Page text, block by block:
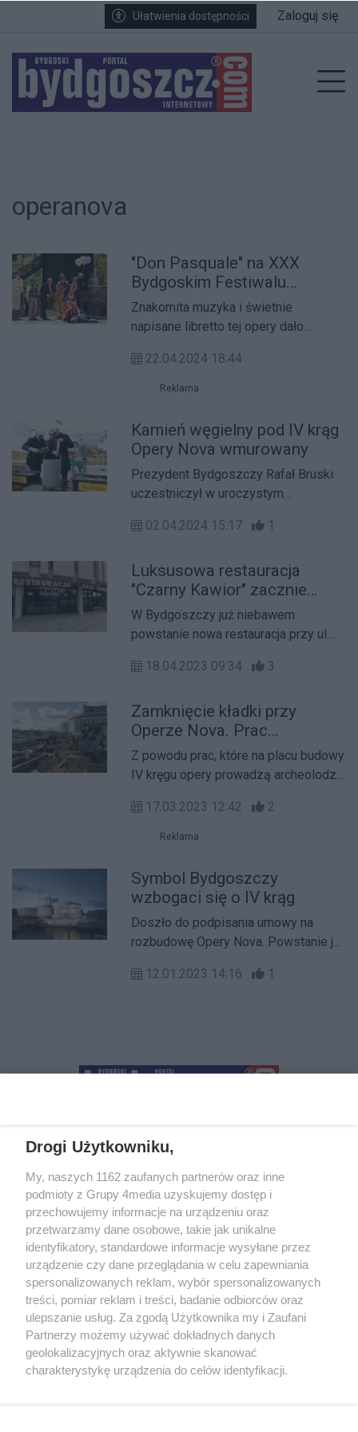
Przejdź do głównych treści
Przejdź do wyszukiwarki
Przejdź do głównego menuUłatwienia dostępności Zaloguj się
operanova
"Don Pasquale" na XXX
Bydgoskim Festiwalu
Operowym
Znakomita muzyka i świetnie
napisane libretto tej opery dało
sztuce artystom możliwość
stworzenia dynamicznej oraz
Pasquale” Gaetana Donizettiego, w
sobotę zainaugurowano XXX
Bydgoski Festiwal Operowy.
22.04.2024 18:44
Reklama
Kamień węgielny pod IV krąg
Opery Nova wmurowany
Prezydent Bydgoszczy Rafał Bruski
uczestniczył w uroczystym
rozbudowywanym gmachu Opery
realizowana w Salonie Miasta.
Zakończenie prac planowane jest w
przyszłym roku.
02.04.2024 15:17 1
Luksusowa restauracja
"Czarny Kawior" zacznie
działalność w Operze Nova
W Bydgoszczy już niebawem
powstanie nowa restauracja przy ul.
będzie to swego rodzaju prawdziwy
elementem karty dań ma być jesiotr,
od którego pochodzi czarna ikra.
18.04.2023 09:34 3
Zamknięcie kładki przy
Operze Nova. Prac
archeologicznych ciąg dalszy
[FILM]
Z powodu prac, które na placu budowy
IV kręgu opery prowadzą archeolodzy,
ulegnie kładka dla pieszych im. Jana
Kiepury. Poniżej zamieszczamy opis
archeologów, jak i film, który w
związku z wykopaliskami
opublikowało dzisiaj ZDMiKP
Bydgoszcz.
17.03.2023 12:42 2
Reklama
Symbol Bydgoszczy
wzbogaci się o IV krąg
Doszło do podpisania umowy na
rozbudowę Opery Nova. Powstanie jej
Inwestycja zwiększy zainteresowanie
12.01.2023 14:16 1
+48 52 5812666
O nas Reklama Regulamin
Kontakt
Wydarzenia
Ogłoszenia Katalog firm
Zapisz się do newslettera
Dołącz do grona ludzi najlepiej poinformowanych!
Zapisz się »
Drogi Użytkowniku,
My, naszych 1162 zaufanych partnerów oraz inne
podmioty z Grupy 4media uzyskujemy dostęp i
przechowujemy informacje na urządzeniu oraz
przetwarzamy dane osobowe, takie jak unikalne
identyfikatory, standardowe informacje wysyłane przez
urządzenie czy dane przeglądania w celu zapewniania
spersonalizowanych reklam, wybór spersonalizowanych
treści, pomiar reklam i treści, badanie odbiorców oraz
ulepszanie usług. Za zgodą Użytkownika my i Zaufani
Partnerzy możemy używać dokładnych danych
geolokalizacyjnych oraz aktywnie skanować
charakterystykę urządzenia do celów identyfikacji.